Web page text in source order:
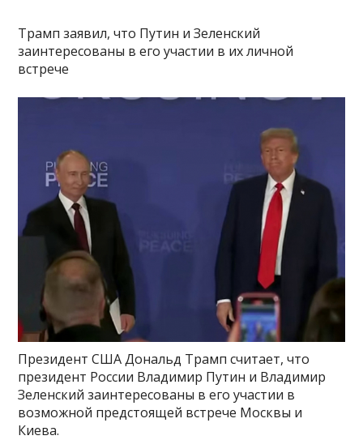
Трамп заявил, что Путин и Зеленский
заинтересованы в его участии в их личной
встрече
Президент США Дональд Трамп считает, что
президент России Владимир Путин и Владимир
Зеленский заинтересованы в его участии в
возможной предстоящей встрече Москвы и
Киева.